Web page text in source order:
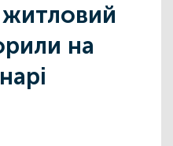
житловий
на